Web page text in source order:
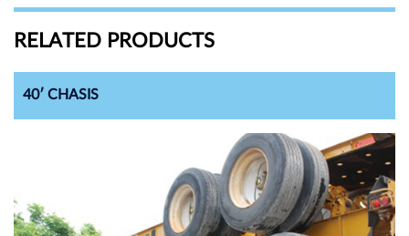
RELATED PRODUCTS
40′ CHASIS